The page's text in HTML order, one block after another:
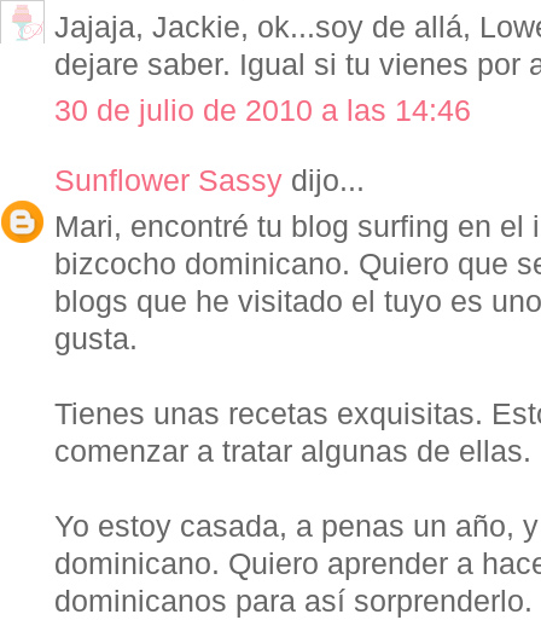
Jajaja, Jackie, ok...soy de allá,
dejare saber. Igual si tu vienes por
30 de julio de 2010 a las 14:46
Sunflower Sassy dijo...
Mari, encontré tu blog surfing en el
bizcocho dominicano. Quiero que
blogs que he visitado el tuyo es
gusta.
Tienes unas recetas exquisitas.
comenzar a tratar algunas de ellas.
Yo estoy casada, a penas un año,
dominicano. Quiero aprender a
dominicanos para así sorprenderlo.